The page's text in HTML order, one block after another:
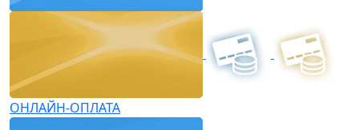
ОНЛАЙН-ОПЛАТА